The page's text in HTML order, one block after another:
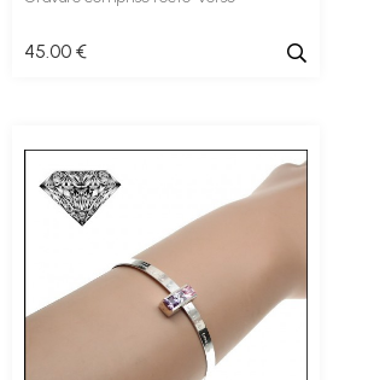
45.00 €